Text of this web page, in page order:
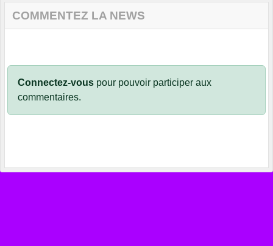
COMMENTEZ LA NEWS
Connectez-vous pour pouvoir participer aux
commentaires.